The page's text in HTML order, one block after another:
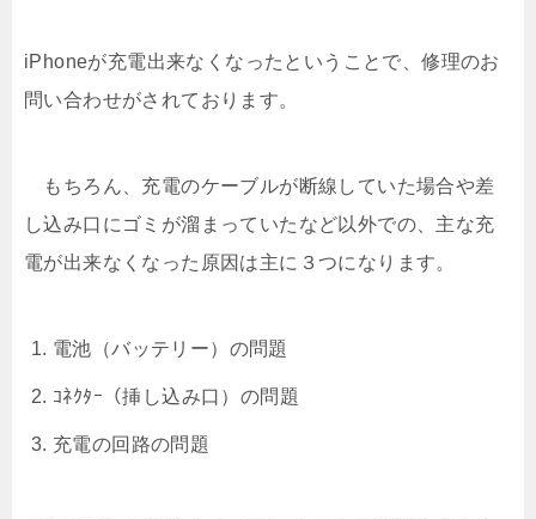
iPhoneが充電出来なくなったということで、修理のお
問い合わせがされております。
もちろん、充電のケーブルが断線していた場合や差
し込み口にゴミが溜まっていたなど以外での、主な充
電が出来なくなった原因は主に３つになります。
電池（バッテリー）の問題
ｺﾈｸﾀｰ（挿し込み口）の問題
充電の回路の問題